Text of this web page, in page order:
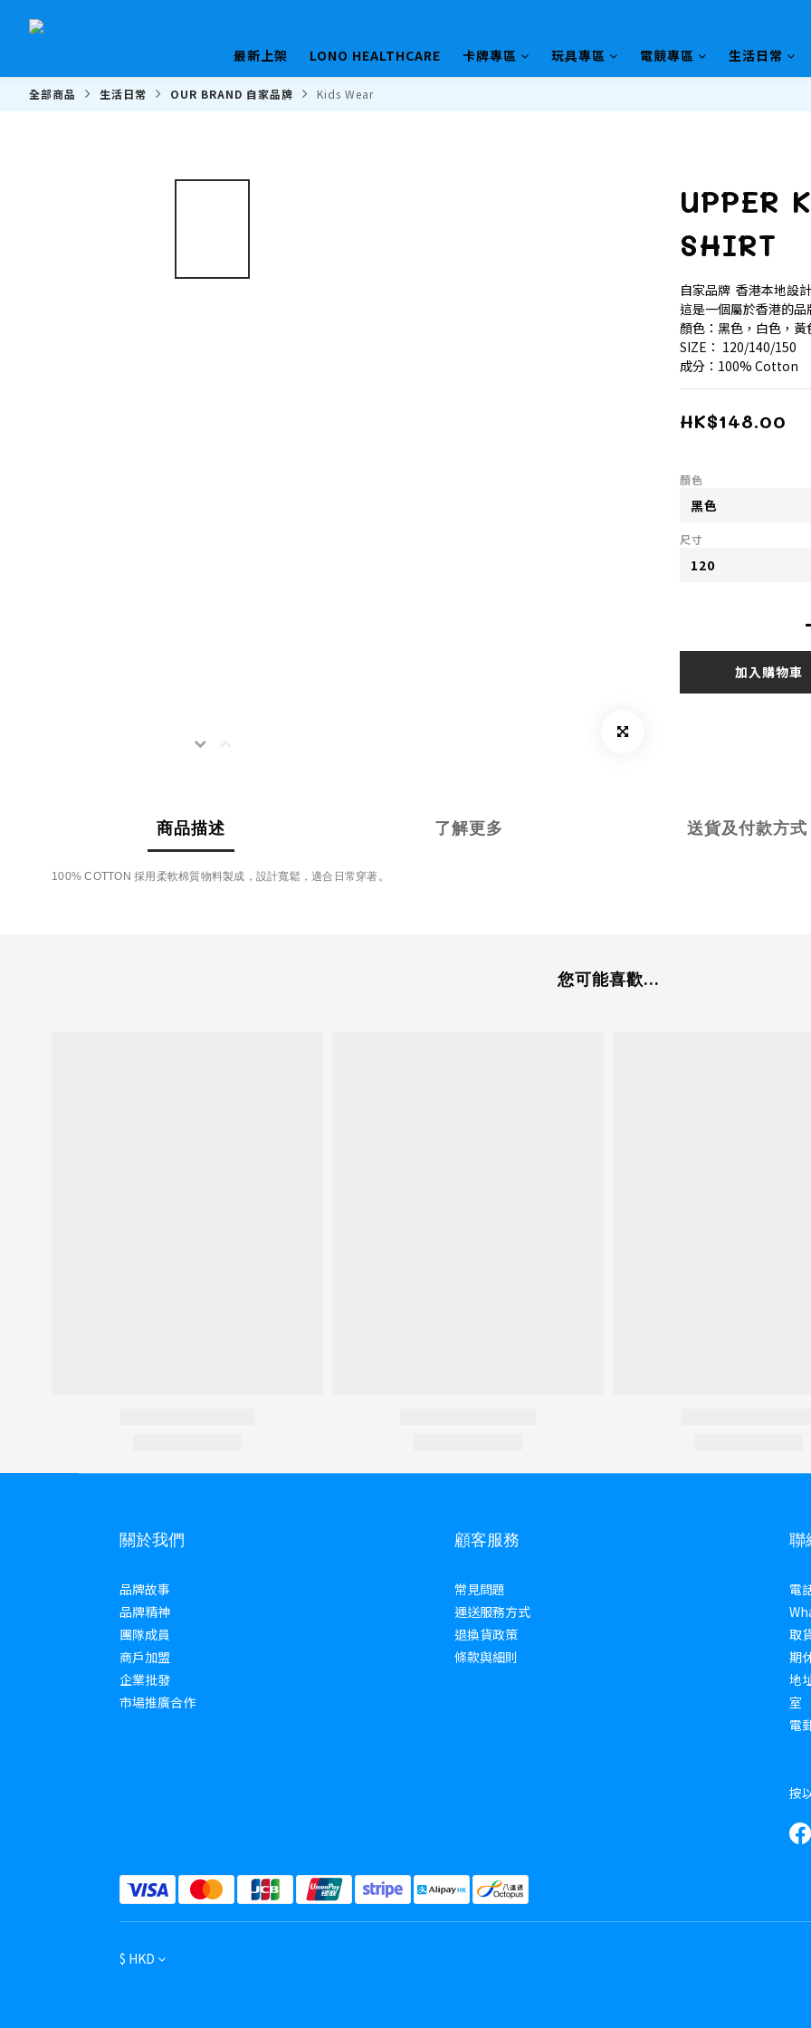
最新上架 LONO HEALTHCARE 卡牌專區 玩具專區 電競專區 生活日常
全部商品 生活日常 OUR BRAND 自家品牌 Kids Wear
UPPER
SHIRT
自家品牌  香港本地設
這是一個屬於香港的品
顏色：黑色，白色，黃
SIZE： 120/140/150
成分：100% Cotton
HK$148.00
顏色
尺寸
加入購物車
商品描述 了解更多 送貨及付款方式
100% COTTON 採用柔軟棉質物料製成，設計寬鬆，適合日常穿著。
您可能喜歡...
關於我們
品牌故事
品牌精神
團隊成員
商戶加盟
企業批發
市場推廣合作
顧客服務
常見問題
運送服務方式
退換貨政策
條款與細則
聯
電
取
期
地
室
電
按
$ HKD